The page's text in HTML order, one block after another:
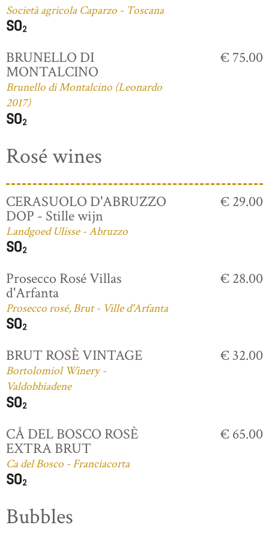
Società agricola Caparzo - Toscana
BRUNELLO DI
MONTALCINO
Brunello di Montalcino (Leonardo
2017)
€ 75.00
Rosé wines
CERASUOLO D'ABRUZZO
DOP - Stille wijn
Landgoed Ulisse - Abruzzo
€ 29.00
Prosecco Rosé Villas
d'Arfanta
Prosecco rosé, Brut - Ville d'Arfanta
€ 28.00
BRUT ROSÈ VINTAGE
Bortolomiol Winery -
Valdobbiadene
€ 32.00
CÅ DEL BOSCO ROSÈ
EXTRA BRUT
Ca del Bosco - Franciacorta
€ 65.00
Bubbles